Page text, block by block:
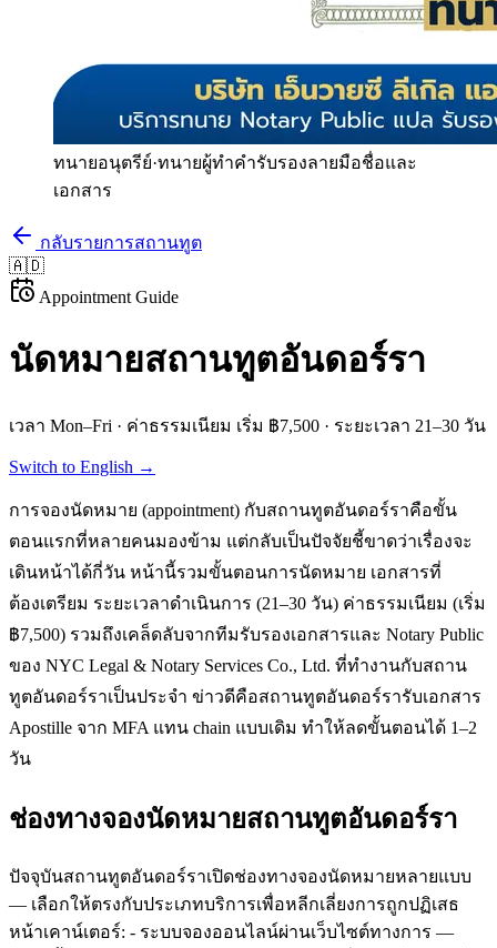
ทนายอนุตรีย์·ทนายผู้ทำคำรับรองลายมือชื่อและ
เอกสาร
กลับรายการสถานทูต
🇦🇩
Appointment Guide
นัดหมายสถานทูตอันดอร์รา
เวลา Mon–Fri · ค่าธรรมเนียม เริ่ม ฿7,500 · ระยะเวลา 21–30 วัน
Switch to English →
การจองนัดหมาย (appointment) กับสถานทูตอันดอร์ราคือขั้น
ตอนแรกที่หลายคนมองข้าม แต่กลับเป็นปัจจัยชี้ขาดว่าเรื่องจะ
เดินหน้าได้กี่วัน หน้านี้รวมขั้นตอนการนัดหมาย เอกสารที่
ต้องเตรียม ระยะเวลาดำเนินการ (21–30 วัน) ค่าธรรมเนียม (เริ่ม
฿7,500) รวมถึงเคล็ดลับจากทีมรับรองเอกสารและ Notary Public
ของ NYC Legal & Notary Services Co., Ltd. ที่ทำงานกับสถาน
ทูตอันดอร์ราเป็นประจำ ข่าวดีคือสถานทูตอันดอร์รารับเอกสาร
Apostille จาก MFA แทน chain แบบเดิม ทำให้ลดขั้นตอนได้ 1–2
วัน
ช่องทางจองนัดหมายสถานทูตอันดอร์รา
ปัจจุบันสถานทูตอันดอร์ราเปิดช่องทางจองนัดหมายหลายแบบ
— เลือกให้ตรงกับประเภทบริการเพื่อหลีกเลี่ยงการถูกปฏิเสธ
หน้าเคาน์เตอร์: - ระบบจองออนไลน์ผ่านเว็บไซต์ทางการ —